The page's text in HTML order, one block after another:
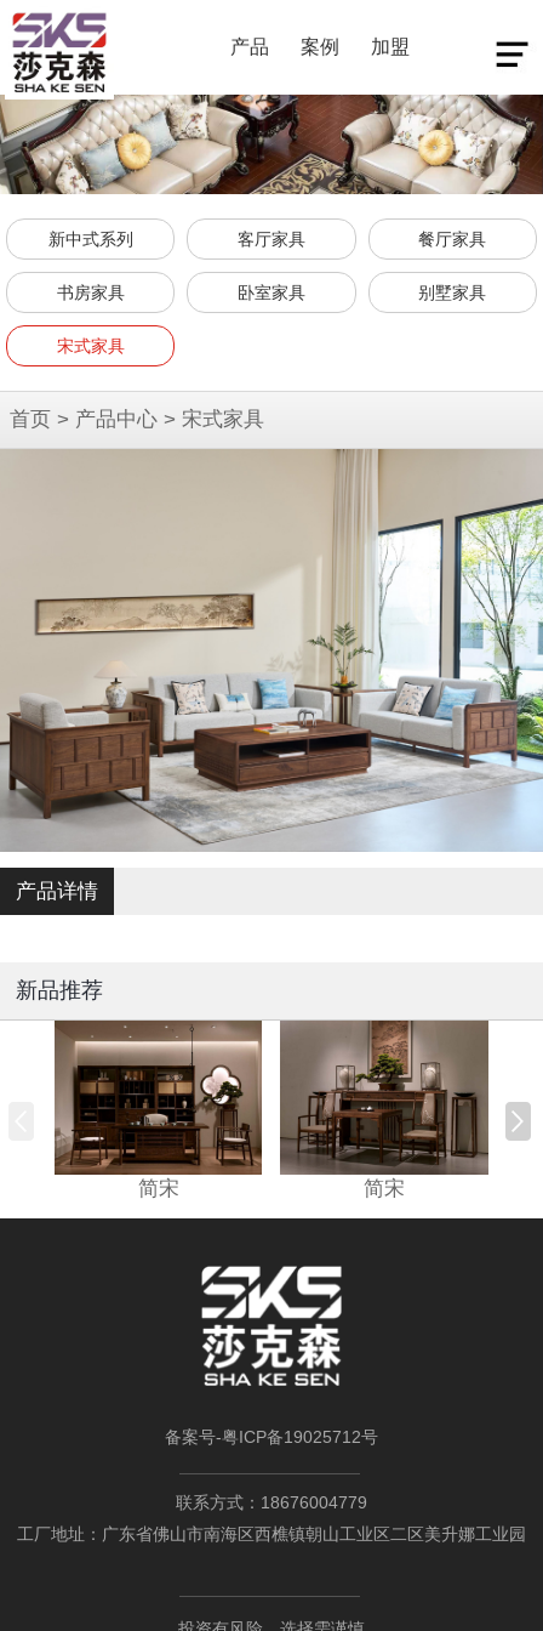
产品 案例 加盟
新中式系列 客厅家具 餐厅家具
书房家具 卧室家具 别墅家具
宋式家具
首页> 产品中心> 宋式家具
产品详情
新品推荐
简宋 简宋
备案号-粤ICP备19025712号
联系方式：18676004779
工厂地址：广东省佛山市南海区西樵镇朝山工业区二区美升娜工业园